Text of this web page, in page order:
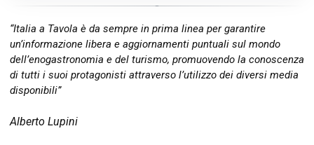
“Italia a Tavola è da sempre in prima linea per garantire
un’informazione libera e aggiornamenti puntuali sul mondo
dell’enogastronomia e del turismo, promuovendo la conoscenza
di tutti i suoi protagonisti attraverso l’utilizzo dei diversi media
disponibili”
Alberto Lupini